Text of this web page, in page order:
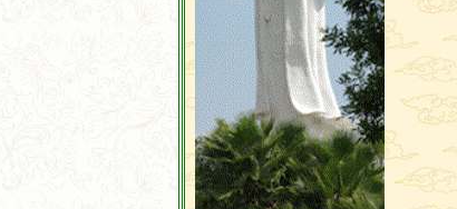
Nếu thấy bậc hiền trí,